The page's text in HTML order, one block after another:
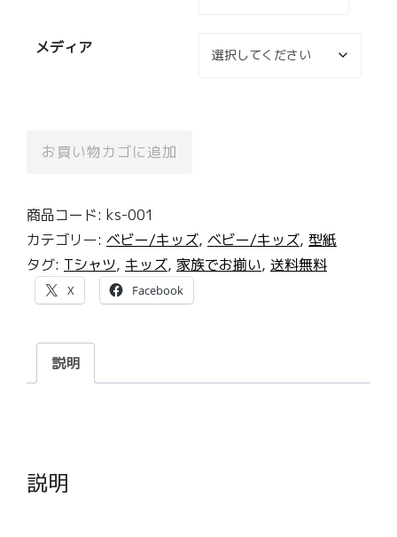
メディア
ネ
ッ
ク
ッ
ズ）
の
001]
お買い物カゴに追加
商品コード: ks-001
カテゴリー: ベビー/キッズ, ベビー/キッズ, 型紙
タグ: Tシャツ, キッズ, 家族でお揃い, 送料無料
X Facebook
説明
説明